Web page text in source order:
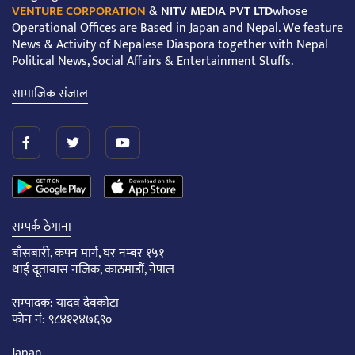
VENTURE CORPORATION&NITV MEDIA PVT LTDwhose
Operational Offices are Based in Japan and Nepal. We feature
News & Activity of Nepalese Diaspora together with Nepal
Political News, Social Affairs & Entertainment Stuffs.
सामाजिक संजाल
सम्पर्क ठेगाना
बाँसबारी, कपन मार्ग, घर नम्बर १५१
थाई दूतावास नजिक, काठमाडौं, नेपाल
सम्पादक: यादव देवकोटा
फोन नं: ९८४१२४७६९०